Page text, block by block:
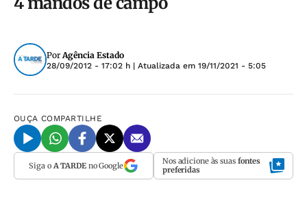
PorAgência Estado
28/09/2012 - 17:02 h | Atualizada em 19/11/2021 - 5:05
OUÇA COMPARTILHE
Siga o A TARDEno Google Nos adicione às suas fontes
preferidas